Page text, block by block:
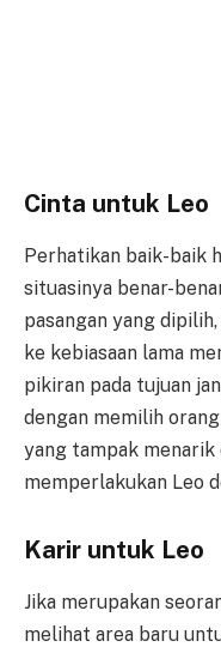
Cinta untuk Leo
Perhatikan baik-baik
situasinya benar-
pasangan yang
ke kebiasaan lama
pikiran pada tujuan
dengan memilih
yang tampak
memperlakukan Leo
Karir untuk Leo
Jika merupakan
melihat area baru